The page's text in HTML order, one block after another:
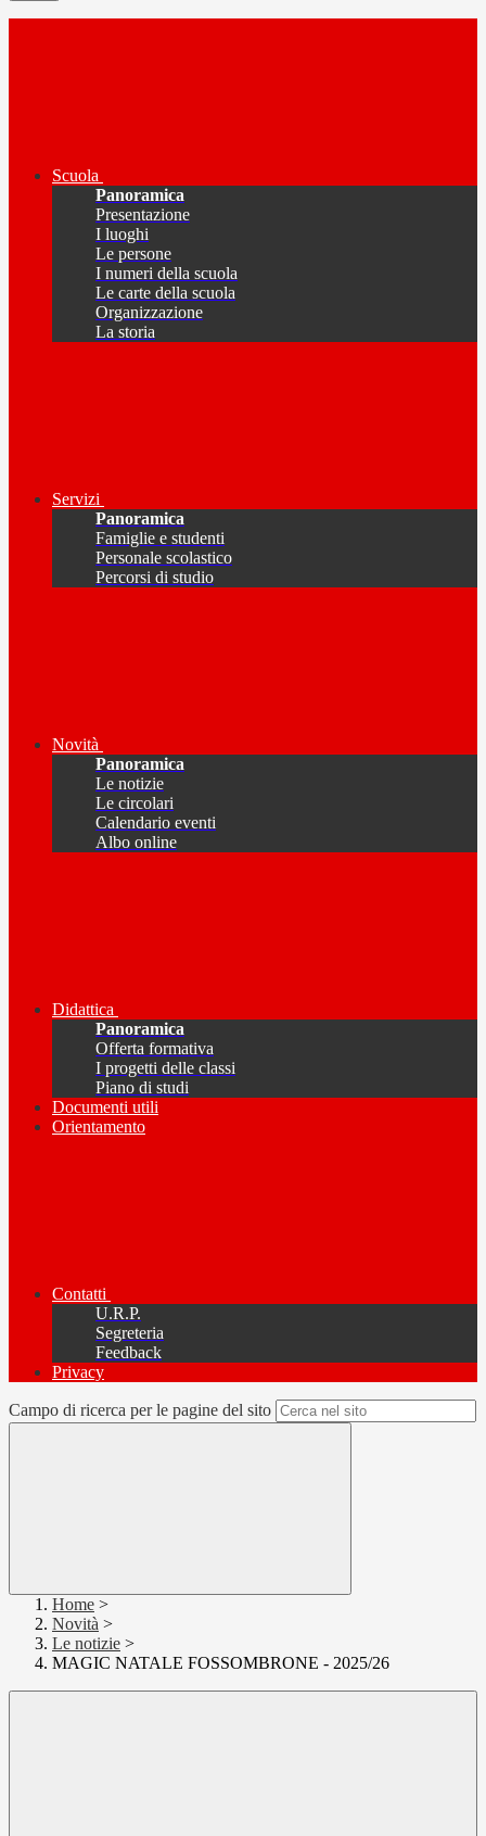
Scuola
Panoramica
Presentazione
I luoghi
Le persone
I numeri della scuola
Le carte della scuola
Organizzazione
La storia
Servizi
Panoramica
Famiglie e studenti
Personale scolastico
Percorsi di studio
Novità
Panoramica
Le notizie
Le circolari
Calendario eventi
Albo online
Didattica
Panoramica
Offerta formativa
I progetti delle classi
Piano di studi
Documenti utili
Orientamento
Contatti
U.R.P.
Segreteria
Feedback
Privacy
Campo di ricerca per le pagine del sito
Home >
Novità >
Le notizie >
MAGIC NATALE FOSSOMBRONE - 2025/26